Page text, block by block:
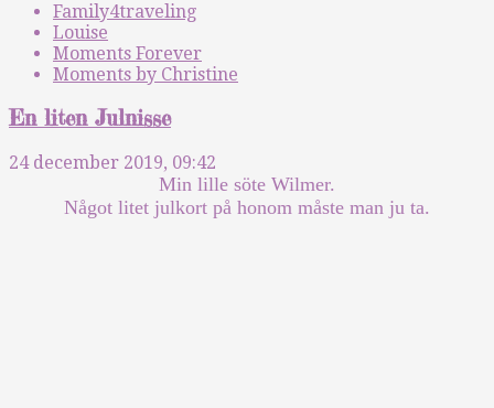
Family4traveling
Louise
Moments Forever
Moments by Christine
En liten Julnisse
24 december 2019, 09:42
Min lille söte Wilmer.
Något litet julkort på honom måste man ju ta.